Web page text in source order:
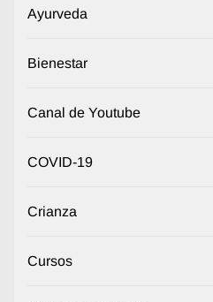
Ayurveda
Bienestar
Canal de Youtube
COVID-19
Crianza
Cursos